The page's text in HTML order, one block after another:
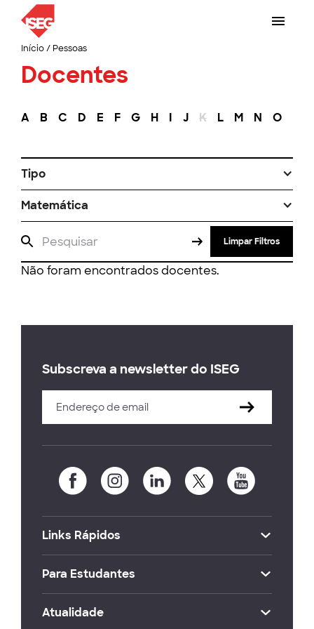
Início/ Pessoas
Docentes
A B C D E F G H I J K L M N O
Tipo
Matemática
Limpar Filtros
Não foram encontrados docentes.
Subscreva a newsletter do ISEG
Links Rápidos
Para Estudantes
Atualidade